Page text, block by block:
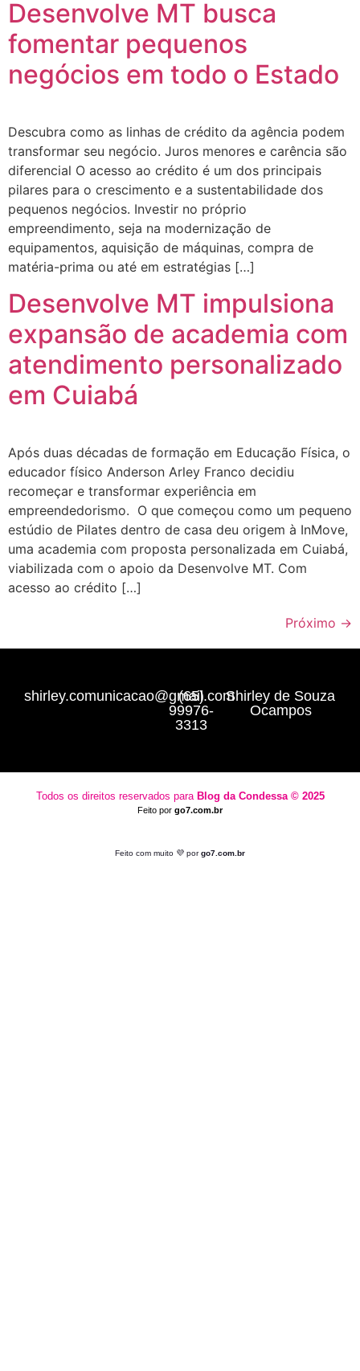
Desenvolve MT busca
fomentar pequenos
negócios em todo o Estado
Descubra como as linhas de crédito da agência podem
transformar seu negócio. Juros menores e carência são
diferencial O acesso ao crédito é um dos principais
pilares para o crescimento e a sustentabilidade dos
pequenos negócios. Investir no próprio
empreendimento, seja na modernização de
equipamentos, aquisição de máquinas, compra de
matéria-prima ou até em estratégias […]
Desenvolve MT impulsiona
expansão de academia com
atendimento personalizado
em Cuiabá
Após duas décadas de formação em Educação Física, o
educador físico Anderson Arley Franco decidiu
recomeçar e transformar experiência em
empreendedorismo. O que começou como um pequeno
estúdio de Pilates dentro de casa deu origem à InMove,
uma academia com proposta personalizada em Cuiabá,
viabilizada com o apoio da Desenvolve MT. Com
acesso ao crédito […]
Próximo →
shirley.comunicacao@gmail.com
(65)
99976-
3313
Shirley de Souza
Ocampos
Todos os direitos reservados paraBlog da Condessa ⁠© 2025
Feito por go7.com.br
Feito com muito 💜 porgo7.com.br